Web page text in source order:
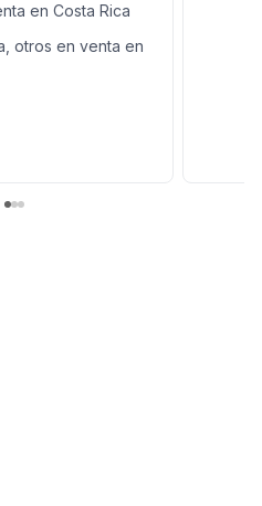
en Costa Rica
otros en venta en